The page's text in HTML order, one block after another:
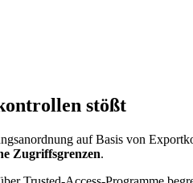
stößt
auf Basis von
Zugriffsgrenzen.